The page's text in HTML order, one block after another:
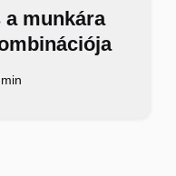
a munkára